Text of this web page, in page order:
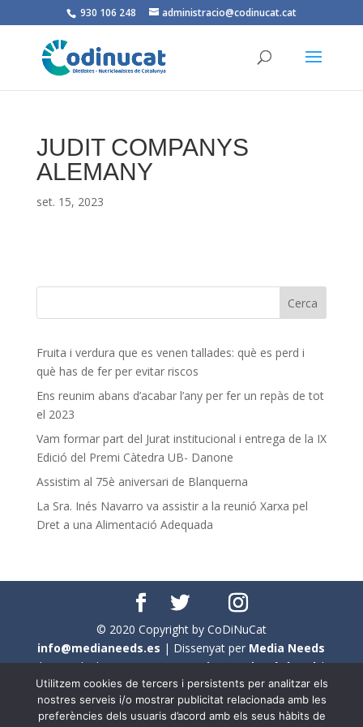
930 106 248 administracio@codinucat.cat
JUDIT COMPANYS
ALEMANY
set. 15, 2023
Fruita i verdura que es venen tallades: què es perd i
què has de fer per evitar riscos
Ens reunim abans d’acabar l’any per fer un repàs de tot
el 2023
Vam formar part del Jurat institucional i entrega de la IX
Edició del Premi Càtedra UB- Danone
Assistim al 75è aniversari de Blanquerna
La Sra. Inés Navarro va assistir a la reunió Xarxa pel
Dret a una Alimentació Adequada
© 2020 Copyright by CoDiNuCat
info@medianeeds.es | Dissenyat per Media Needs
| Tots els drets reservats aCoDiNuCat |Avís legal|
Avís per cookies
En aquest web s'ha tingut en compte l'ús no sexista del
Utilitzem cookies de tercers i persistents per analitzar els
nostres serveis i/o mostrar publicitat relacionada amb les
preferències dels usuaris d’acord amb els seus hàbits de